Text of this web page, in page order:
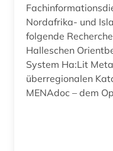
Nordafrika- und
folgende
Halleschen
System Ha:Lit
überregionalen
MENAdoc – dem